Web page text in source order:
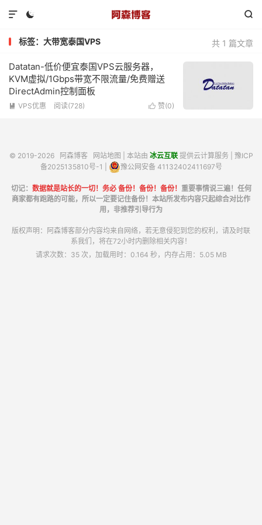
 

共 1 篇文章
标签：大带宽泰国VPS
Datatan-低价便宜泰国VPS云服务器，
KVM虚拟/1Gbps带宽不限流量/免费赠送
DirectAdmin控制面板
 赞(0)
 VPS优惠 阅读(728)
© 2019-2026 阿森博客 网站地图 | 本站由 冰云互联提供云计算服务 | 豫ICP
备2025135810号-1
豫公网安备 41132402411697号
切记： 数据就是站长的一切！务必 备份！备份！备份！ 重要事情说三遍！任何
商家都有跑路的可能，所以一定要记住备份！本站所发布内容只起综合对比作
用，非推荐引导行为
版权声明：阿森博客部分内容均来自网络，若无意侵犯到您的权利，请及时联
系我们，将在72小时内删除相关内容！
请求次数：35 次，加载用时：0.164 秒，内存占用：5.05 MB